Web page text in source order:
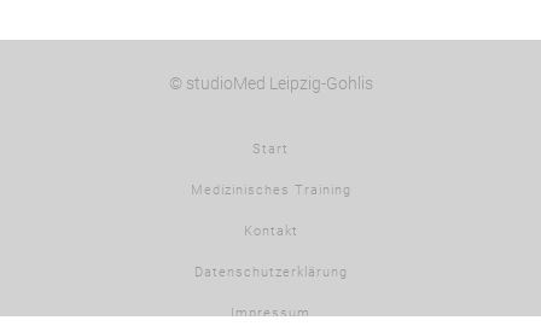
© studioMed Leipzig-Gohlis
Start
Medizinisches Training
Kontakt
Datenschutzerklärung
Impressum